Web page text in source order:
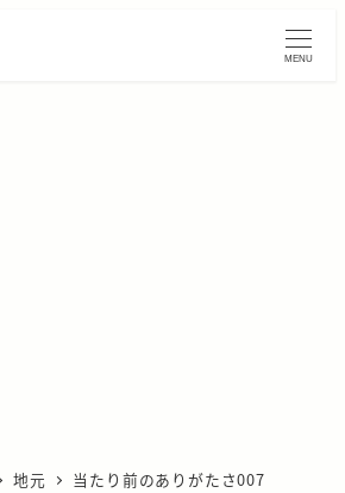
MENU
地元 当たり前のありがたさ007